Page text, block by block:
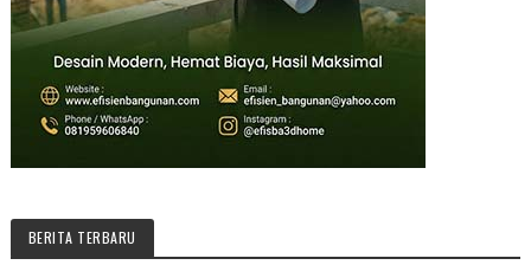
BERITA TERBARU